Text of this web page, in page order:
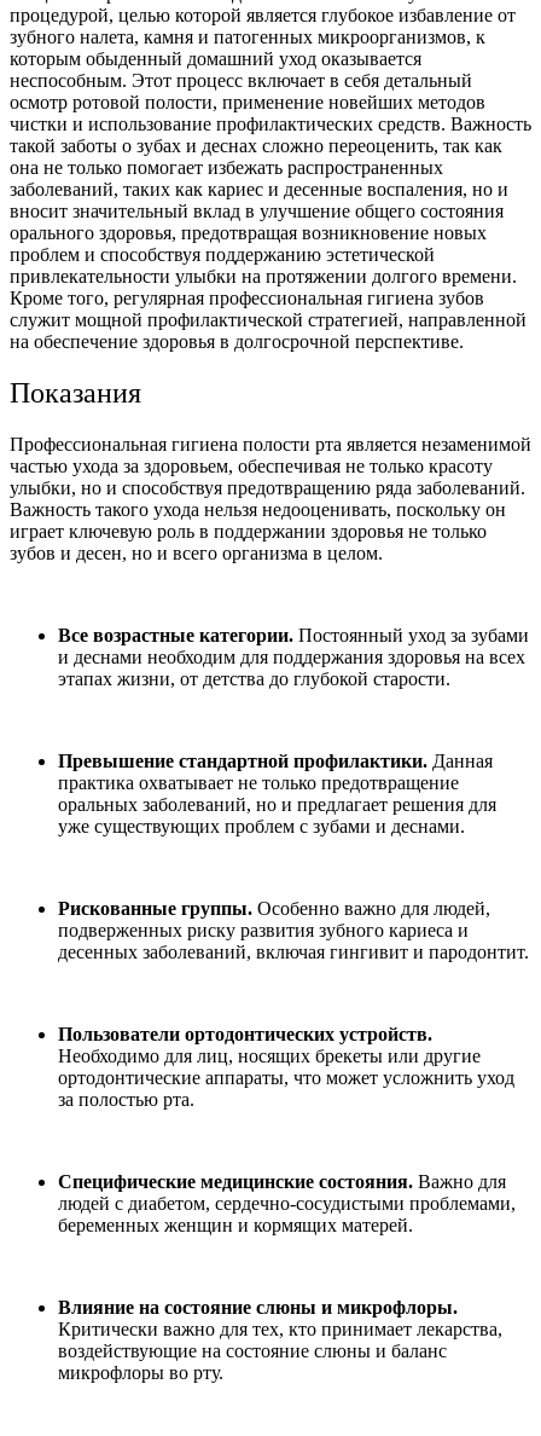
процедурой, целью которой является глубокое избавление от
зубного налета, камня и патогенных микроорганизмов, к
которым обыденный домашний уход оказывается
неспособным. Этот процесс включает в себя детальный
осмотр ротовой полости, применение новейших методов
чистки и использование профилактических средств. Важность
такой заботы о зубах и деснах сложно переоценить, так как
она не только помогает избежать распространенных
заболеваний, таких как кариес и десенные воспаления, но и
вносит значительный вклад в улучшение общего состояния
орального здоровья, предотвращая возникновение новых
проблем и способствуя поддержанию эстетической
привлекательности улыбки на протяжении долгого времени.
Кроме того, регулярная профессиональная гигиена зубов
служит мощной профилактической стратегией, направленной
на обеспечение здоровья в долгосрочной перспективе.
Показания
Профессиональная гигиена полости рта является незаменимой
частью ухода за здоровьем, обеспечивая не только красоту
улыбки, но и способствуя предотвращению ряда заболеваний.
Важность такого ухода нельзя недооценивать, поскольку он
играет ключевую роль в поддержании здоровья не только
зубов и десен, но и всего организма в целом.
Все возрастные категории. Постоянный уход за зубами
и деснами необходим для поддержания здоровья на всех
этапах жизни, от детства до глубокой старости.
Превышение стандартной профилактики. Данная
практика охватывает не только предотвращение
оральных заболеваний, но и предлагает решения для
уже существующих проблем с зубами и деснами.
Рискованные группы. Особенно важно для людей,
подверженных риску развития зубного кариеса и
десенных заболеваний, включая гингивит и пародонтит.
Пользователи ортодонтических устройств.
Необходимо для лиц, носящих брекеты или другие
ортодонтические аппараты, что может усложнить уход
за полостью рта.
Специфические медицинские состояния. Важно для
людей с диабетом, сердечно-сосудистыми проблемами,
беременных женщин и кормящих матерей.
Влияние на состояние слюны и микрофлоры.
Критически важно для тех, кто принимает лекарства,
воздействующие на состояние слюны и баланс
микрофлоры во рту.